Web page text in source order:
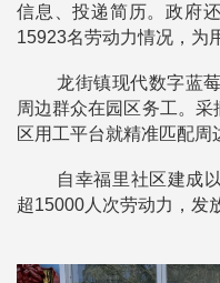
信息、投递简历。政府
15923名劳动力情况，为
龙街镇现代数字蓝
周边群众在园区务工。
区用工平台就精准匹配周
自幸福里社区建成
超15000人次劳动力，发